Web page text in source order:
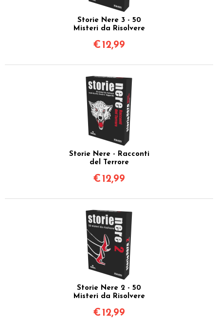
Storie Nere 3 - 50
Misteri da Risolvere
€ 12,99
Storie Nere - Racconti
del Terrore
€ 12,99
Storie Nere 2 - 50
Misteri da Risolvere
€ 12,99